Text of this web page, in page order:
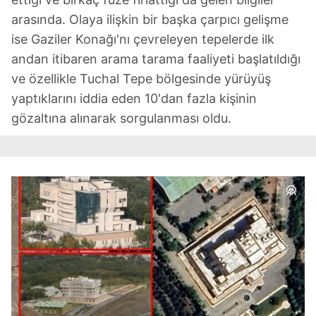
Metnimiziziyaret edebilirsiniz.
6698 sayılı Kişisel Verilerin Korunması Kanunu uyarınca
hazırlanmış Aydınlatma Metnimizi okumak ve sitemizde
ilgili mevzuata uygun olarak kullanılan çerezlerle ilgili bilgi
almak için lütfentıklayınız .
arasında. Olaya ilişkin bir başka çarpıcı gelişme
ise Gaziler Konağı'nı çevreleyen tepelerde ilk
andan itibaren arama tarama faaliyeti başlatıldığı
ve özellikle Tuchal Tepe bölgesinde yürüyüş
yaptıklarını iddia eden 10'dan fazla kişinin
gözaltına alınarak sorgulanması oldu.